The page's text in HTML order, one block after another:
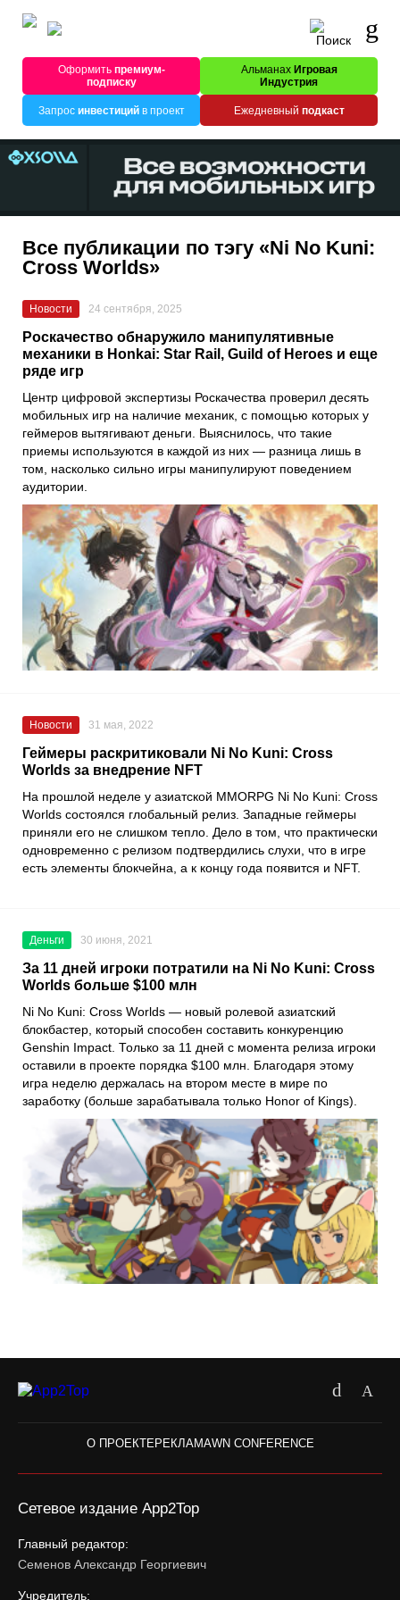
Оформитьпремиум-
подписку
Альманах Игровая
Индустрия
Запрос инвестицийв проект Ежедневный подкаст
Все публикации по тэгу «Ni No Kuni:
Cross Worlds»
Новости 24 сентября, 2025
Роскачество обнаружило манипулятивные
механики в Honkai: Star Rail, Guild of Heroes и еще
ряде игр
Центр цифровой экспертизы Роскачества проверил десять
мобильных игр на наличие механик, с помощью которых у
геймеров вытягивают деньги. Выяснилось, что такие
приемы используются в каждой из них — разница лишь в
том, насколько сильно игры манипулируют поведением
аудитории.
Новости 31 мая, 2022
Геймеры раскритиковали Ni No Kuni: Cross
Worlds за внедрение NFT
На прошлой неделе у азиатской MMORPG Ni No Kuni: Cross
Worlds состоялся глобальный релиз. Западные геймеры
приняли его не слишком тепло. Дело в том, что практически
одновременно с релизом подтвердились слухи, что в игре
есть элементы блокчейна, а к концу года появится и NFT.
Деньги 30 июня, 2021
За 11 дней игроки потратили на Ni No Kuni: Cross
Worlds больше $100 млн
Ni No Kuni: Cross Worlds — новый ролевой азиатский
блокбастер, который способен составить конкуренцию
Genshin Impact . Только за 11 дней с момента релиза игроки
оставили в проекте порядка $100 млн. Благодаря этому
игра неделю держалась на втором месте в мире по
заработку (больше зарабатывала только Honor of Kings).
О ПРОЕКТЕРЕКЛАМАWN CONFERENCE
Сетевое издание App2Top
Главный редактор:
Семенов Александр Георгиевич
Учредитель: